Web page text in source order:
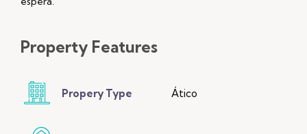
Property Features
Propery Type Ático